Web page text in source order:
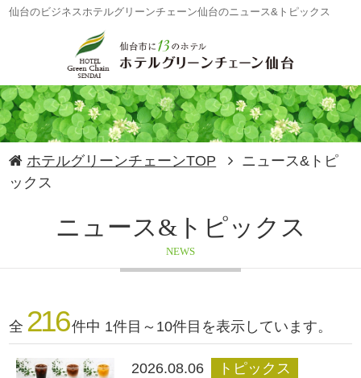
仙台のビジネスホテルグリーンチェーン仙台のニュース&トピックス
ホテルグリーンチェーンTOP
ニュース&トピ
ックス
ニュース&トピックス
NEWS
全 216 件中 1件目～10件目を表示しています。
2026.08.06
トピックス